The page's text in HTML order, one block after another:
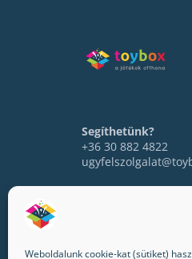
Weboldalunk cookie-kat (sütiket)
Segíthetünk?
+36 30 882 4822